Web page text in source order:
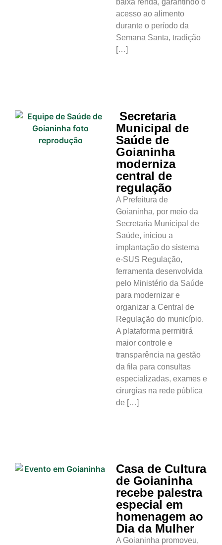
baixa renda, garantindo o
acesso ao alimento
durante o período da
Semana Santa, tradição
[…]
Secretaria
Municipal de
Saúde de
Goianinha
moderniza
central de
regulação
A Prefeitura de
Goianinha, por meio da
Secretaria Municipal de
Saúde, iniciou a
implantação do sistema
e-SUS Regulação,
ferramenta desenvolvida
pelo Ministério da Saúde
para modernizar e
organizar a Central de
Regulação do município.
A plataforma permitirá
maior controle e
transparência na gestão
da fila para consultas
especializadas, exames e
cirurgias na rede pública
de […]
Casa de Cultura
de Goianinha
recebe palestra
especial em
homenagem ao
Dia da Mulher
A Goianinha promoveu,